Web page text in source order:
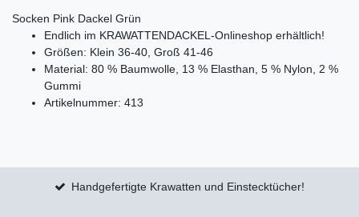
Socken Pink Dackel Grün
Endlich im KRAWATTENDACKEL-Onlineshop erhältlich!
Größen: Klein 36-40, Groß 41-46
Material: 80 % Baumwolle, 13 % Elasthan, 5 % Nylon, 2 %
Gummi
Artikelnummer: 413
Handgefertigte Krawatten und Einstecktücher!